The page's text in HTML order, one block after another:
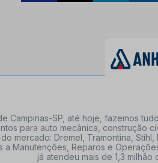
Campinas-SP, até hoje, fazemos
para auto mecânica, construção
mercado: Dremel, Tramontina,
Manutenções, Reparos e
já atendeu mais de 1,3